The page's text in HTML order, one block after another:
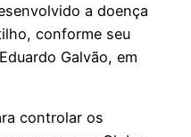
a doença
conforme seu
Galvão, em
controlar os